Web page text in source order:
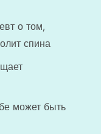
о том,
спина
может быть